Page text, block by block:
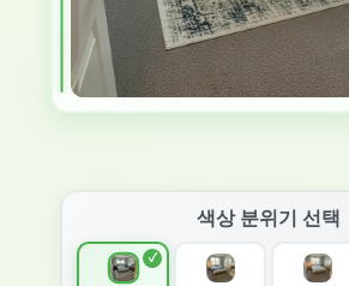
색상 분위기 선택